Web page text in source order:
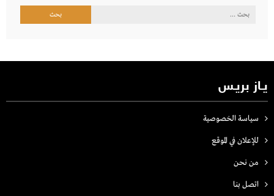
البحث
يـاز بريـس
سياسة الخصوصية
للإعلان في الموقع
من نحن
اتصل بنـا